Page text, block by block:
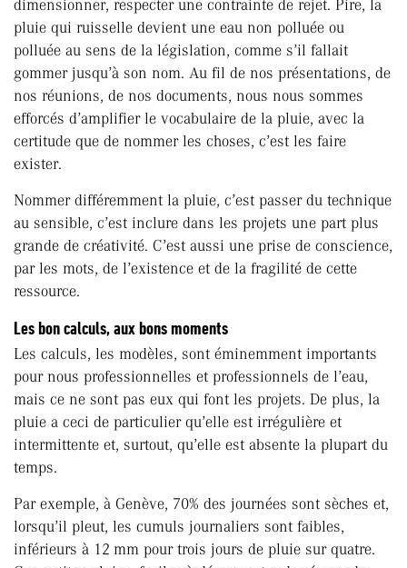
dimensionner, respecter une contrainte de rejet. Pire, la
pluie qui ruisselle devient une eau non polluée ou
polluée au sens de la législation, comme s’il fallait
gommer jusqu’à son nom. Au fil de nos présentations, de
nos réunions, de nos documents, nous nous sommes
efforcés d’amplifier le vocabulaire de la pluie, avec la
certitude que de nommer les choses, c’est les faire
exister.
Nommer différemment la pluie, c’est passer du technique
au sensible, c’est inclure dans les projets une part plus
grande de créativité. C’est aussi une prise de conscience,
par les mots, de l’existence et de la fragilité de cette
ressource.
Les bon calculs, aux bons moments
Les calculs, les modèles, sont éminemment importants
pour nous professionnelles et professionnels de l’eau,
mais ce ne sont pas eux qui font les projets. De plus, la
pluie a ceci de particulier qu’elle est irrégulière et
intermittente et, surtout, qu’elle est absente la plupart du
temps.
Par exemple, à Genève, 70% des journées sont sèches et,
lorsqu’il pleut, les cumuls journaliers sont faibles,
inférieurs à 12 mm pour trois jours de pluie sur quatre.